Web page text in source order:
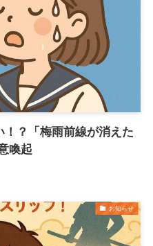
！？「梅雨前線が消えた
喚起
お知らせ